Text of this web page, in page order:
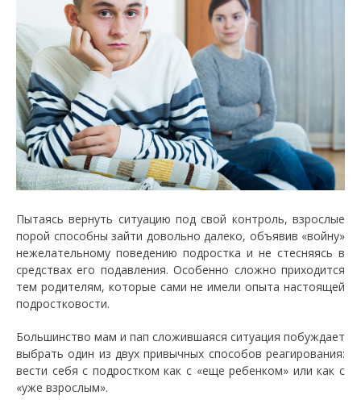
Пытаясь вернуть ситуацию под свой контроль, взрослые
порой способны зайти довольно далеко, объявив «войну»
нежелательному поведению подростка и не стесняясь в
средствах его подавления. Особенно сложно приходится
тем родителям, которые сами не имели опыта настоящей
подростковости.
Большинство мам и пап сложившаяся ситуация побуждает
выбрать один из двух привычных способов реагирования:
вести себя с подростком как с «еще ребенком» или как с
«уже взрослым».